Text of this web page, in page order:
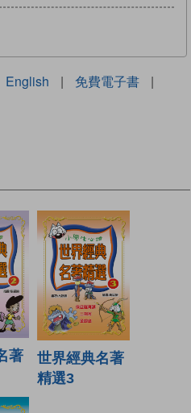
English | 免費電子書
|
著
世界經典名著
精選3